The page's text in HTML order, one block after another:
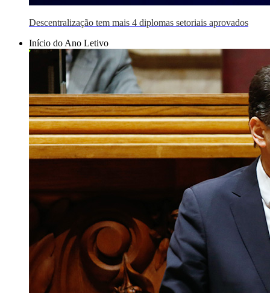
Descentralização tem mais 4 diplomas setoriais aprovados
Início do Ano Letivo